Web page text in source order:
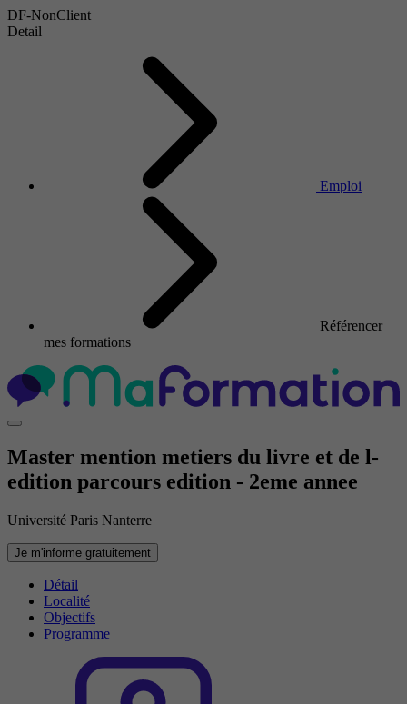
DF-NonClient
Detail
Emploi
Référencer
mes formations
Master mention metiers du livre et de l-
edition parcours edition - 2eme annee
Université Paris Nanterre
Je m'informe gratuitement
Détail
Localité
Objectifs
Programme